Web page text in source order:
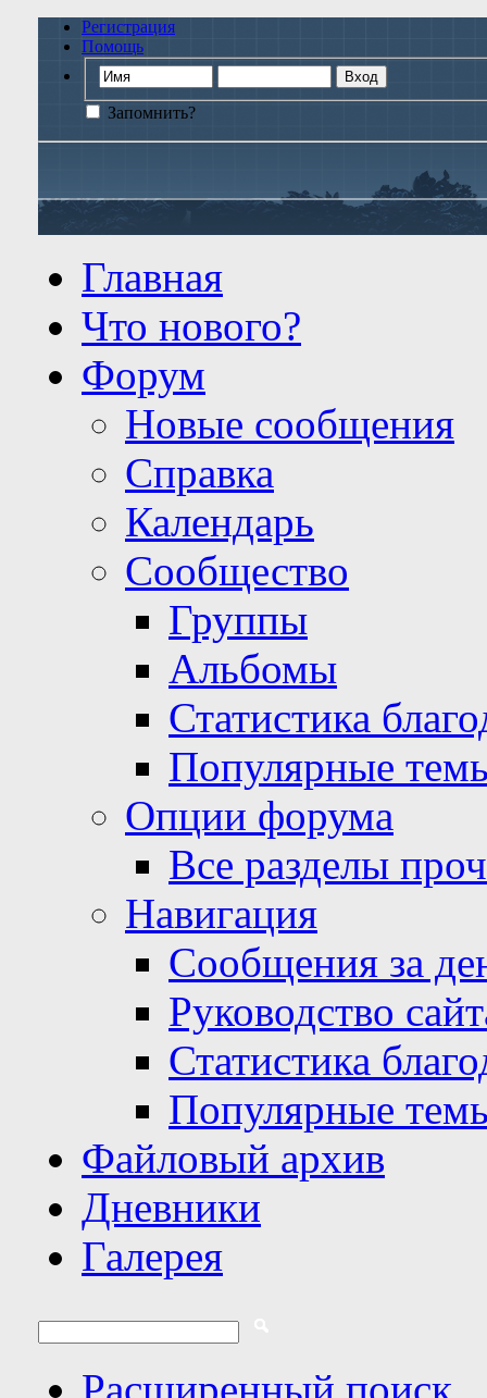
Регистрация
Помощь
Запомнить?
Главная
Что нового?
Форум
Новые сообщения
Справка
Календарь
Сообщество
Группы
Альбомы
Статистика
Популярные
Опции форума
Все разделы
Навигация
Сообщения за
Руководство
Статистика
Популярные
Файловый архив
Дневники
Галерея